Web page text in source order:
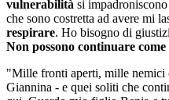
vulnerabilità si
che sono costretta ad avere mi
respirare. Ho bisogno di
Non possono continuare come
"Mille fronti aperti, mille nemici
Giannina - e quei soliti che